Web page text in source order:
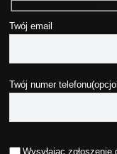
Twój email
Twój numer
Wysyłając